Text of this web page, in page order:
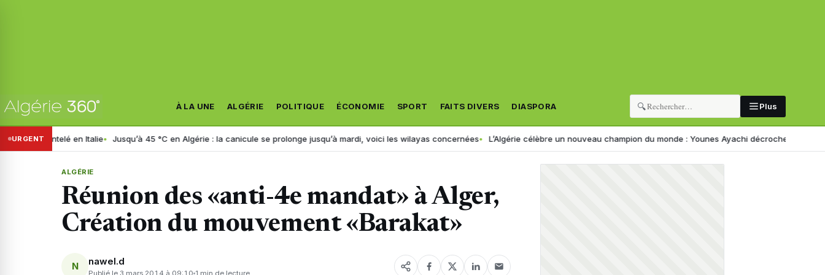
À LA UNE ALGÉRIE POLITIQUE ÉCONOMIE SPORT FAITS DIVERS DIASPORA 🔍 Plus
URGENTen Italie Jusqu’à 45 °C en Algérie : la canicule se prolonge jusqu’à mardi, voici les wilayas concernées L’Algérie célèbre un nouveau champion du monde : Younes Ayachi décroche l’or à Eugene
ALGÉRIE
Réunion des «anti-4e mandat» à Alger,
Création du mouvement «Barakat»
N nawel.d
Publié le 3 mars 2014 à 09:10 1 min de lecture